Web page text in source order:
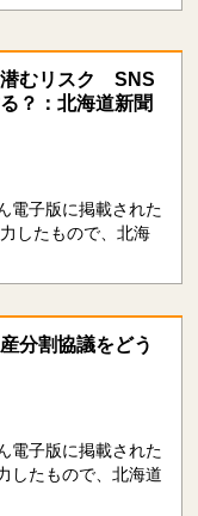
潜むリスク SNS
？：北海道新聞
電子版に掲載された
したもので、北海
分割協議をどう
電子版に掲載された
したもので、北海道
セクハラ
見・民事信託